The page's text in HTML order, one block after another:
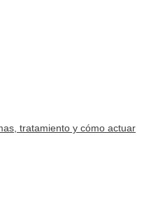
tratamiento y cómo actuar